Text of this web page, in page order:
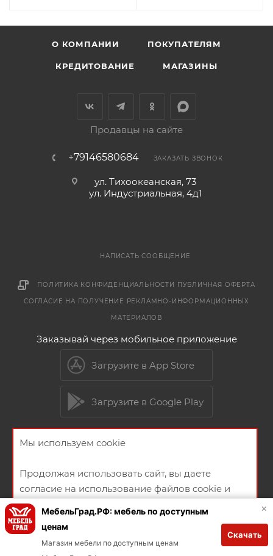
О КОМПАНИИ ПОКУПАТЕЛЯМ
КРЕДИТОВАНИЕ МАГАЗИНЫ
Продавцы на сайте
+79146580684 ЗАКАЗАТЬ ЗВОНОК
ул. Тихоокеанская, 73
ул. Индустриальная, 4д1
НАПИСАТЬ СООБЩЕНИЕ
ПОЛИТИКА КОНФИДЕНЦИАЛЬНОСТИ ПУБЛИЧНАЯ ОФЕРТА
СОГЛАСИЕ НА ПОЛУЧЕНИЕ РЕКЛАМНО-ИНФОРМАЦИОННЫХ
МАТЕРИАЛОВ
Заказывай через мобильное приложение
Загрузите в App Store
Загрузите в Google Play
Мы используем cookie
Продолжая использовать сайт, вы даете
согласие на использование файлов cookie и
политикой конфиденциальности
ХОРОШО
×
МебельГрад.РФ: мебель по доступным
ценам
Магазин мебели по доступным ценам
Скачать